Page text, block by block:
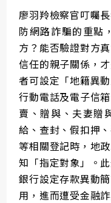
廖羽羚檢察官叮囑
防網路詐騙的重點
方？能否驗證對方
信任的親子關係，
者可設定「地籍異
行動電話及電子信
賣、贈與、夫妻贈
給、查封、假扣押
等相關登記時，地
知「指定對象」。
銀行設定存款異動
用，進而遭受金融